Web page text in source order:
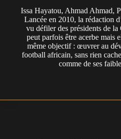
Issa Hayatou, Ahmad Ahmad,
Lancée en 2010, la rédaction
vu défiler des présidents de
peut parfois être acerbe mais
même objectif : œuvrer au
football africain, sans rien
comme de ses